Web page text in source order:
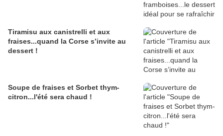
Tiramisu aux canistrelli et aux
fraises...quand la Corse s’invite au
dessert !
Soupe de fraises et Sorbet thym-
citron...l'été sera chaud !